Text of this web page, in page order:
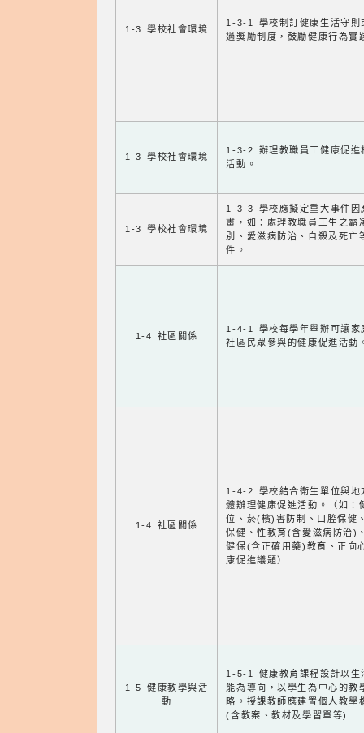
1-3 學校社會環境
1-3-1 學校制訂健康生活守則
過獎勵制度，鼓勵健康行為實
1-3 學校社會環境
1-3-2 辦理教職員工健康促進
活動。
1-3 學校社會環境
1-3-3 學校應擬定重大事件因
畫，如：處理教職員工生之霸
別、愛滋病防治、自殺及死亡
件。
1-4 社區關係
1-4-1 學校每學年舉辦可讓家
社區民眾參與的健康促進活動
1-4 社區關係
1-4-2 學校結合衛生單位與地
體辦理健康促進活動。（如：
位、菸(檳)害防制、口腔保健
保健、性教育(含愛滋病防治)
健保(含正確用藥)教育、正向
康促進議題）
1-5 健康教學與活
動
1-5-1 健康教育課程設計以生
能為導向，以學生為中心的教
略。授課教師應建置個人教學
(含教案、教材及學習單等)